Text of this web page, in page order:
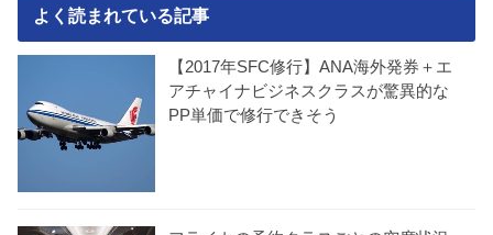
よく読まれている記事
【2017年SFC修行】ANA海外発券＋エ
アチャイナビジネスクラスが驚異的な
PP単価で修行できそう